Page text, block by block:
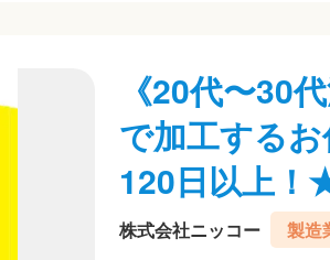
《20代〜30
で加工する
120日以上
株式会社ニッコー 製造